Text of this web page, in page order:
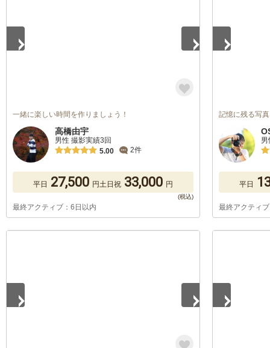
一緒に楽しい時間を作りましょう！
高橋由宇
男性 撮影実績3回
5.00
2件
平日 27,500 円土日祝 33,000 円
最終アクティブ：6日以内
記憶に残る写
平日
最終アクティ